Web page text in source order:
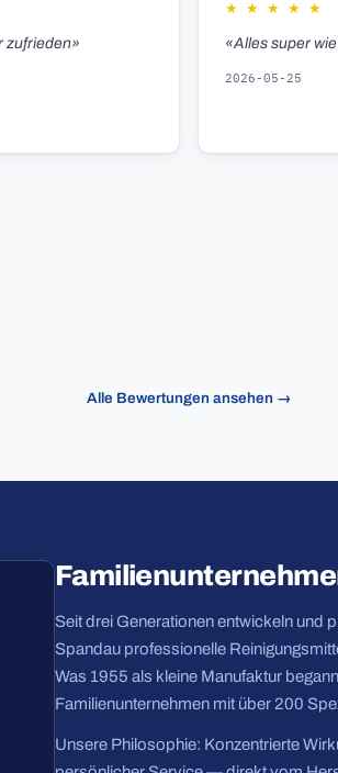
zufrieden»
★ ★ ★ ★ ★
«Alles super
2026-05-25
Alle Bewertungen ansehen →
Seit drei Generationen entwickeln und
Spandau professionelle
Was 1955 als kleine Manufaktur
Familienunternehmen mit über 200
Unsere Philosophie: Konzentrierte